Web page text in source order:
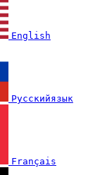
English
Русскийязык
Français